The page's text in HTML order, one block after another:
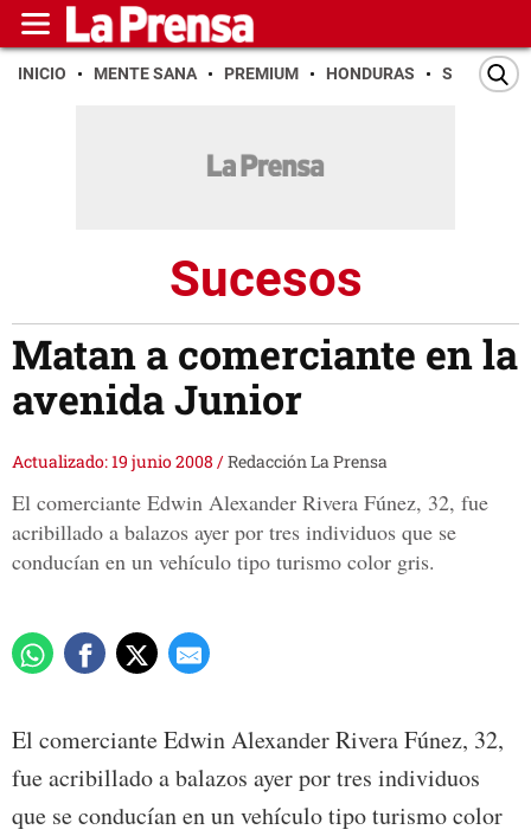
INICIO MENTE SANA PREMIUM HONDURAS SAN PEDRO
Sucesos
Matan a comerciante en la
avenida Junior
Actualizado: 19 junio 2008 /Redacción La Prensa
El comerciante Edwin Alexander Rivera Fúnez, 32, fue
acribillado a balazos ayer por tres individuos que se
conducían en un vehículo tipo turismo color gris.
El comerciante Edwin Alexander Rivera Fúnez, 32,
fue acribillado a balazos ayer por tres individuos
que se conducían en un vehículo tipo turismo color